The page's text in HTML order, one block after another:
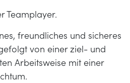
Teamplayer.
freundliches und sicheres
von einer ziel- und
Arbeitsweise mit einer